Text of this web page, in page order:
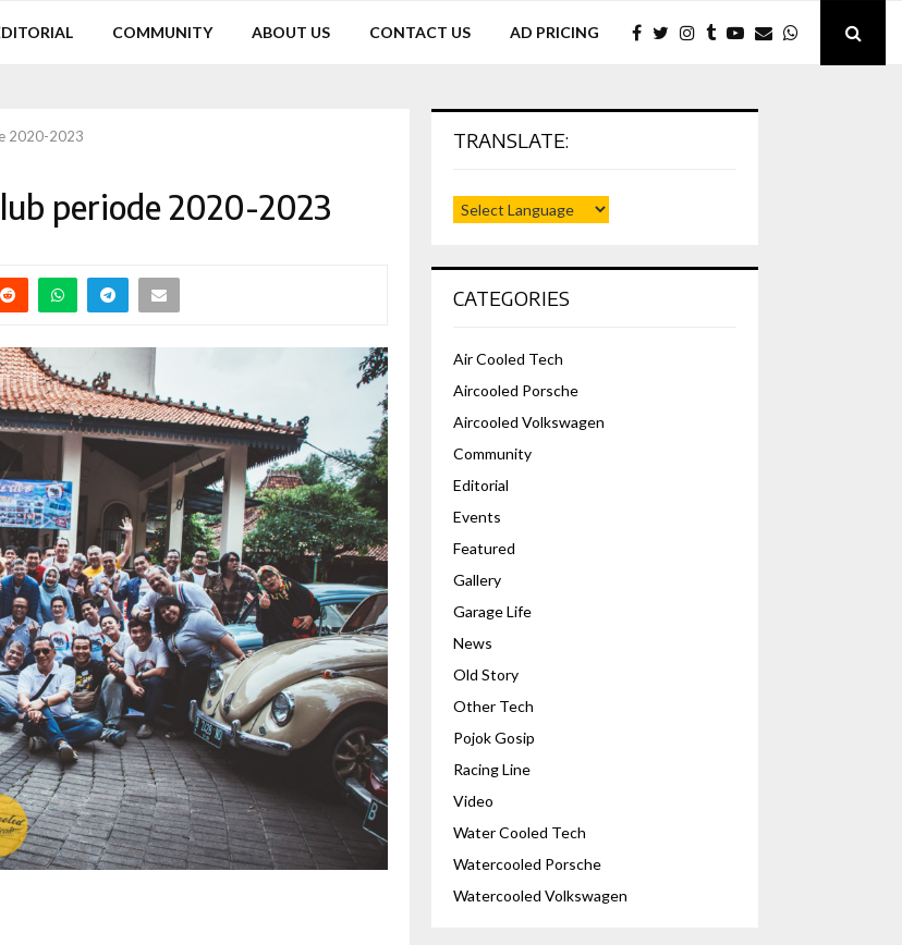
COMMUNITY ABOUT US CONTACT US AD PRICING
2020-2023
periode 2020-2023
TRANSLATE:
CATEGORIES
Air Cooled Tech
Aircooled Porsche
Aircooled Volkswagen
Community
Editorial
Events
Featured
Gallery
Garage Life
News
Old Story
Other Tech
Pojok Gosip
Racing Line
Video
Water Cooled Tech
Watercooled Porsche
Watercooled Volkswagen